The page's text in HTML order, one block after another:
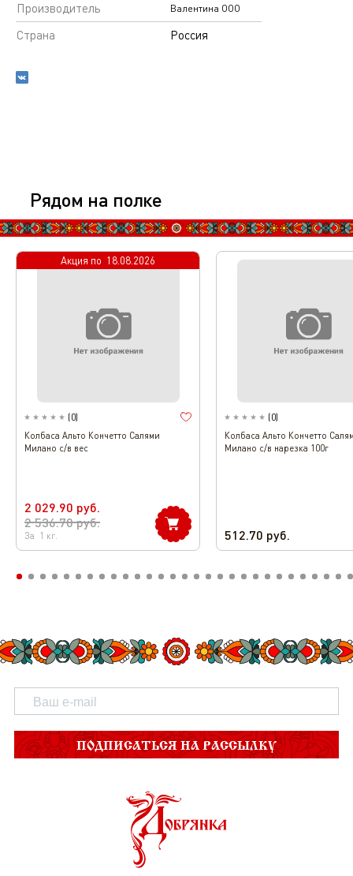
Производитель
Валентина ООО
Страна Россия
Рядом на полке
Акция по 18.08.2026
(0)
Колбаса Альто Кончетто Салями
Милано с/в вес
2 029.90 руб.
2 536.70руб.
За 1 кг.
(0)
Колбаса Альто Кончетто
Милано с/в нарезка 100г
512.70 руб.
ПОДПИСАТЬСЯ НА РАССЫЛКУ